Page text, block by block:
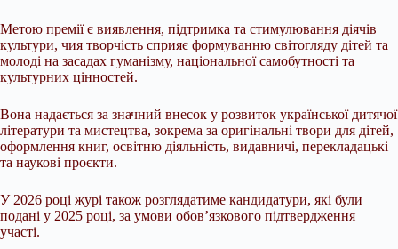
Метою премії є виявлення, підтримка та стимулювання діячів
культури, чия творчість сприяє формуванню світогляду дітей та
молоді на засадах гуманізму, національної самобутності та
культурних цінностей.
Вона надається за значний внесок у розвиток української дитячої
літератури та мистецтва, зокрема за оригінальні твори для дітей,
оформлення книг, освітню діяльність, видавничі, перекладацькі
та наукові проєкти.
У 2026 році журі також розглядатиме кандидатури, які були
подані у 2025 році, за умови обов’язкового підтвердження
участі.